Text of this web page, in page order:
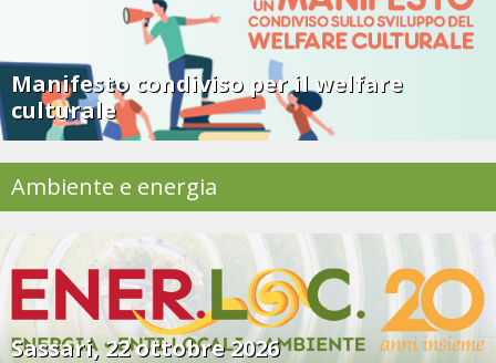
Manifesto condiviso per il welfare
culturale
Ambiente e energia
Sassari, 22 ottobre 2026